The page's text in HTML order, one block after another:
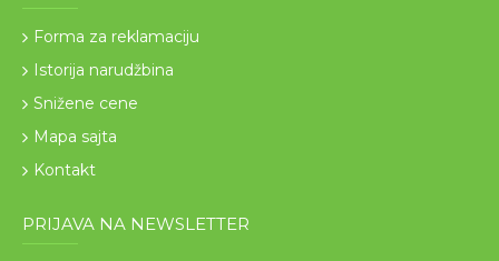
Forma za reklamaciju
Istorija narudžbina
Snižene cene
Mapa sajta
Kontakt
PRIJAVA NA NEWSLETTER